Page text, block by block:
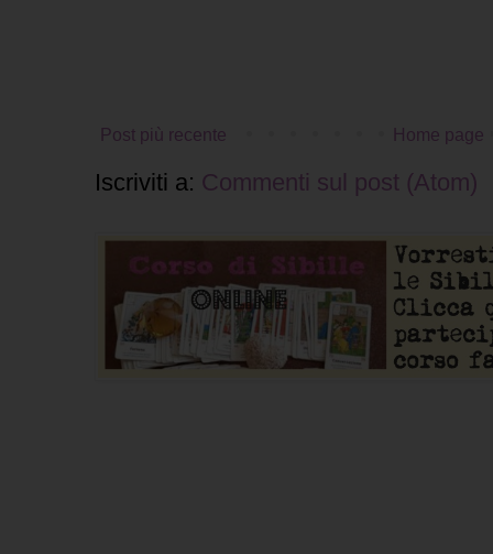
Post più recente Home page
Iscriviti a: Commenti sul post (Atom)